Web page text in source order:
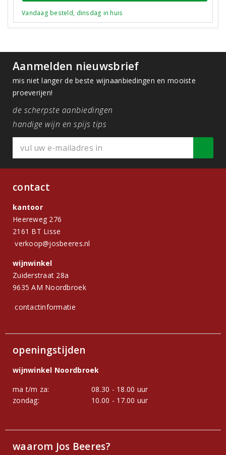
Vandaag besteld, dinsdag in huis
Aanmelden nieuwsbrief
mis niet langer de beste wijnaanbiedingen en mooiste
proeverijen!
de scherpste aanbiedingen
handige wijn en spijs tips
contact
kantoor
Heereweg 276
2161 BT Lisse
verkoop@josbeeres.nl
wijnwinkel
Zuiderstraat 28a
9635 AM Noordbroek
contactinformatie
openingstijden
wijnwinkel Noordbroek
ma t/m za:
08.30 - 18.00 uur
zondag:
10.00 - 17.00 uur
waarom Jos Beeres?